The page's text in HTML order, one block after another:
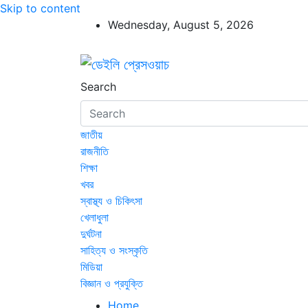
Skip to content
Wednesday, August 5, 2026
ডেইলি প্রেসওয়াচ
ডেইলি প্রেসওয়াচ মুক্তিযুদ্ধের চেতনায় উদ্বুদ্ধ
Search
জাতীয়
রাজনীতি
শিক্ষা
খবর
স্বাস্থ্য ও চিকিৎসা
খেলাধুলা
দুর্ঘটনা
সাহিত্য ও সংস্কৃতি
মিডিয়া
বিজ্ঞান ও প্রযুক্তি
Home